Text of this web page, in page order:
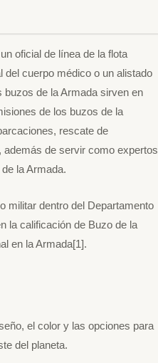
oficial de línea de la flota
del cuerpo médico o un alistado
de la Armada sirven en
de los buzos de la
rescate de
de servir como expertos
la Armada.
militar dentro del Departamento
la calificación de Buzo de la
en la Armada[1].
el color y las opciones para
del planeta.